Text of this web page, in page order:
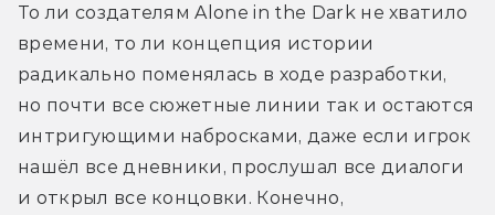
То ли создателям Alone in the Dark не хватило
времени, то ли концепция истории
радикально поменялась в ходе разработки,
но почти все сюжетные линии так и остаются
интригующими набросками, даже если игрок
нашёл все дневники, прослушал все диалоги
и открыл все концовки. Конечно,